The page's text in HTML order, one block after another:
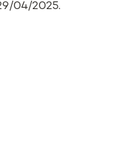
04/2025.